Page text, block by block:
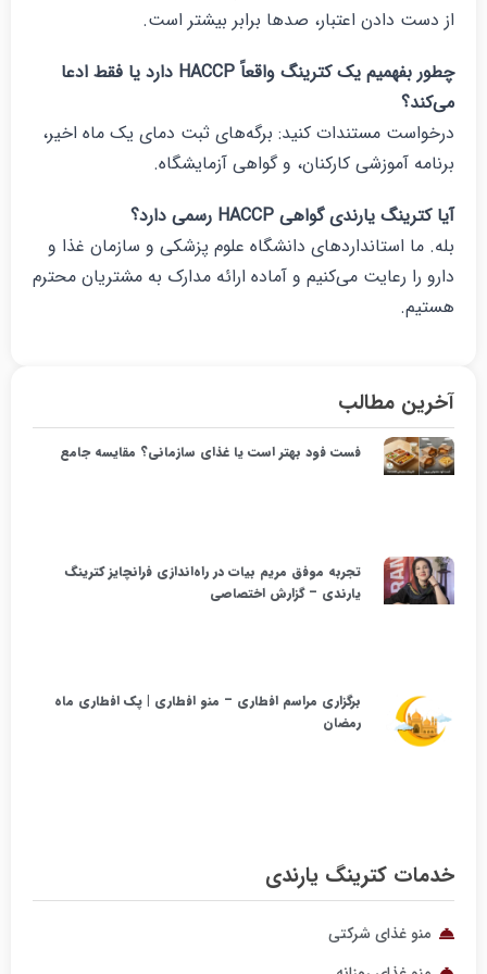
دست دادن اعتبار، صدها برابر بیشتر است.
بفهمیم یک کترینگ واقعاً HACCP
دارد یا فقط ادعا
مستندات کنید: برگه‌های ثبت دمای یک ماه اخیر،
آموزشی کارکنان، و گواهی آزمایشگاه.
کترینگ یارندی گواهیHACCP
رسمی دارد؟
ما استانداردهای دانشگاه علوم پزشکی و سازمان غذا و
را رعایت می‌کنیم و آماده ارائه مدارک به مشتریان محترم
مطالب
فست فود بهتر است یا غذای سازمانی؟ مقایسه جامع
تجربه موفق مریم بیات در راه‌اندازی فرانچایز کترینگ
یارندی – گزارش اختصاصی
برگزاری مراسم افطاری – منو افطاری | پک افطاری ماه
رمضان
کترینگ یارندی
منو غذای شرکتی